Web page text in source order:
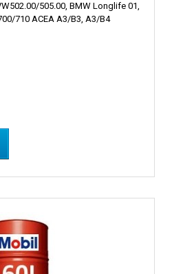
505.00, BMW Longlife 01,
710 ACEA A3/B3, A3/B4